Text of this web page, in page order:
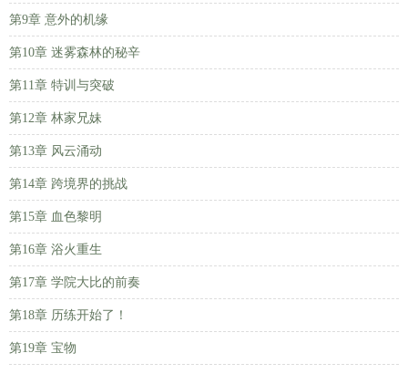
第9章 意外的机缘
第10章 迷雾森林的秘辛
第11章 特训与突破
第12章 林家兄妹
第13章 风云涌动
第14章 跨境界的挑战
第15章 血色黎明
第16章 浴火重生
第17章 学院大比的前奏
第18章 历练开始了！
第19章 宝物